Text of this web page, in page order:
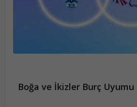
Boğa ve İkizler Burç Uyumu